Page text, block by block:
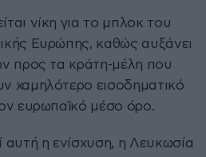
νίκη για το μπλοκ του
Ευρώπης, καθώς αυξάνει
προς τα κράτη-μέλη που
χαμηλότερο εισοδηματικό
ευρωπαϊκό μέσο όρο.
αυτή η ενίσχυση, η Λευκωσία